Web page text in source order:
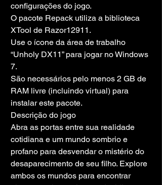
configurações do jogo.
O pacote Repack utiliza a biblioteca
XTool de Razor12911.
Use o ícone da área de trabalho
“Unholy DX11” para jogar no Windows
7.
São necessários pelo menos 2 GB de
RAM livre (incluindo virtual) para
instalar este pacote.
Descrição do jogo
Abra as portas entre sua realidade
cotidiana e um mundo sombrio e
profano para desvendar o mistério do
desaparecimento de seu filho. Explore
ambos os mundos para encontrar